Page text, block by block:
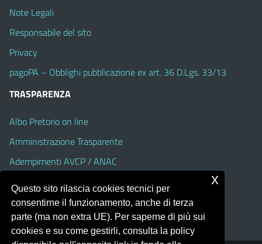
Note Legali
Responsabile del sito
Privacy
pagoPA – Obblighi pubblicazione ex art. 36 D.Lgs. 33/13
TRASPARENZA
Albo Pretorio on line
Amministrazione Trasparente
Adempimenti AVCP / ANAC
Accesso Civico
Dichiarazione di accessibilità
Questo sito rilascia cookies tecnici per
consentirne il funzionamento, anche di terza
parte (ma non extra UE). Per saperne di più sui
cookies e su come gestirli, consulta la policy
x